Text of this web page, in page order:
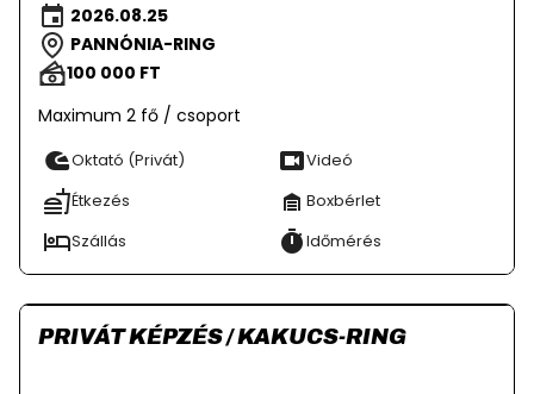
2026.08.25
PANNÓNIA-RING
100 000 FT
Maximum 2 fő / csoport
Oktató (Privát)
Videó
Étkezés
Boxbérlet
Szállás
Időmérés
PRIVÁT KÉPZÉS / KAKUCS-RING